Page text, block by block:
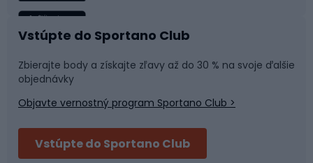
Rybolov
Športová medicína
Bushcraft
Bikepacking
Plávanie
Tímové športy
Fitness a posilňovňa
Cyklistické prilby
Vstúpte do Sportano Club
Zbierajte body a získajte zľavy až do 30 % na svoje ďalšie
objednávky
Objavte vernostný program Sportano Club >
Vstúpte do Sportano Club